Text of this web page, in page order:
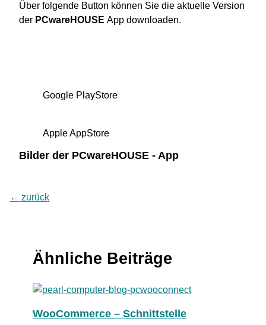
Über folgende Button können Sie die aktuelle Version
der PCwareHOUSE App downloaden.
Google PlayStore
Apple AppStore
Bilder der PCwareHOUSE - App
← zurück
Ähnliche Beiträge
WooCommerce – Schnittstelle